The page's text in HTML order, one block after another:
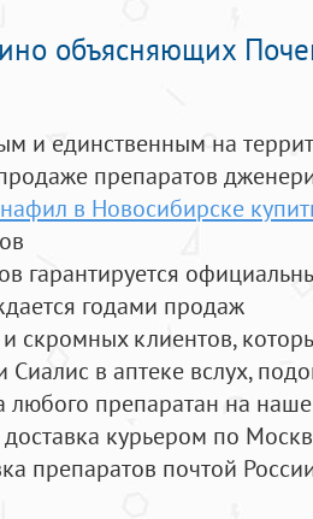
объясняющих
и единственным на
препаратов
в Новосибирске
гарантируется
годами продаж
скромных клиентов,
Сиалис в аптеке вслух,
любого препаратан на
курьером по
препаратов почтой